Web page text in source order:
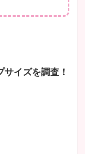
アナのメガネ画像が
イズを調査！